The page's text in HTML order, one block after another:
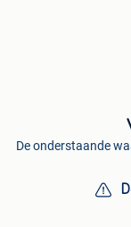
De onderstaande